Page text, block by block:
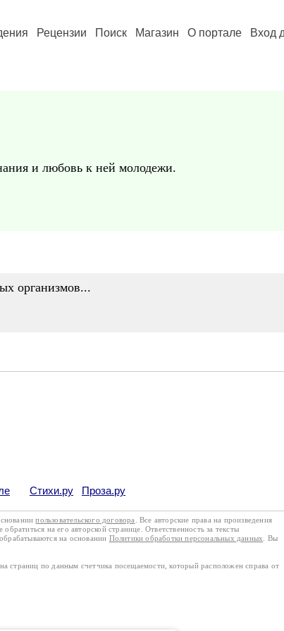
Рецензии Поиск Магазин О портале Вход
и любовь к ней молодежи.
организмов...
Стихи.ру Проза.ру
пользовательского договора
. Все авторские права на произведения
на его авторской странице. Ответственность за тексты
на основании Политики обработки персональных данных
. Вы
страниц по данным счетчика посещаемости, который расположен справа от